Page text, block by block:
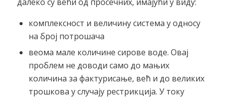
комплексност и величину система у односу
на број потрошача
веома мале количине сирове воде. Овај
проблем не доводи само до мањих
количина за фактурисање, већ и до великих
трошкова у случају рестрикција. У току